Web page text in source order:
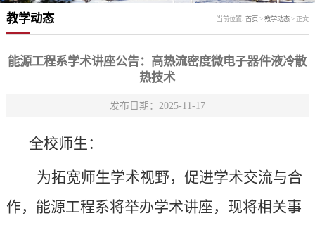
科
文
印
践
教
教
师
教
理
字
教学动态 当前位置:首页 >教学动态 > 正文
能源工程系学术讲座公告：高热流密度微电子器件液冷散
热技术
发布日期：2025-11-17
全校师生：
为拓宽师生学术视野，促进学术交流与合
作，能源工程系将举办学术讲座，现将相关事